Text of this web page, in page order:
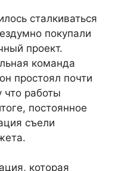
сталкиваться
покупали
проект.
команда
простоял почти
что работы
постоянное
съели
которая